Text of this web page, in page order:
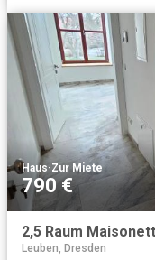
Haus·Zur Miete
790 €
Leuben, Dresden